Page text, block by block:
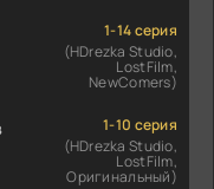
1-14 серия
(HDrezka Studio,
LostFilm,
NewComers)
1-10 серия
(HDrezka Studio,
LostFilm,
Оригинальный)